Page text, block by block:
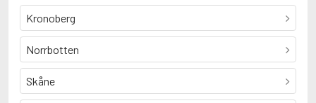
Kronoberg
Norrbotten
Skåne